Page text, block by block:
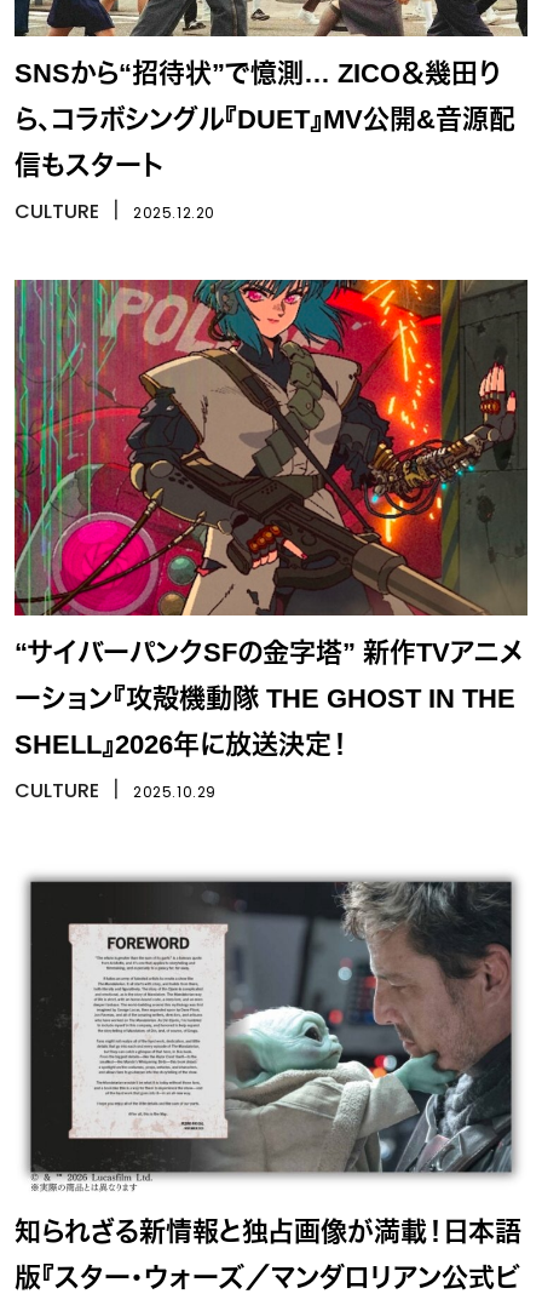
SNSから“招待状”で憶測… ZICO＆幾田り
ら、コラボシングル『DUET』MV公開&音源配
信もスタート
CULTURE 2025.12.20
“サイバーパンクSFの金字塔” 新作TVアニメ
ーション『攻殻機動隊 THE GHOST IN THE
SHELL』2026年に放送決定！
CULTURE 2025.10.29
知られざる新情報と独占画像が満載！日本語
版『スター・ウォーズ／マンダロリアン公式ビ